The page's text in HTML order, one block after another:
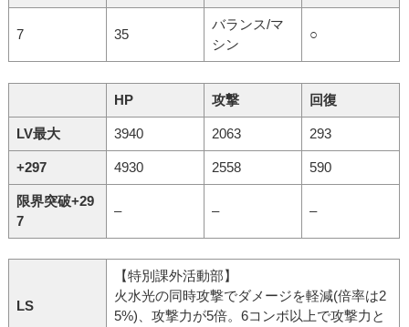
7 35
バランス/マ
シン
○
HP 攻撃 回復
LV最大 3940 2063 293
+297 4930 2558 590
限界突破+29
7
– – –
LS
【特別課外活動部】
火水光の同時攻撃でダメージを軽減(倍率は2
5%)、攻撃力が5倍。6コンボ以上で攻撃力と